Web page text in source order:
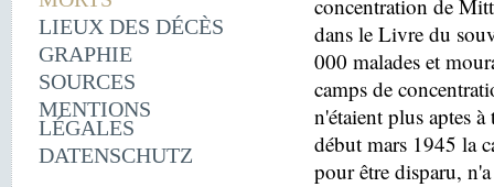
LIEUX DES DÉCÈS
GRAPHIE
SOURCES
MENTIONS
LÉGALES
DATENSCHUTZ
concentration de
dans le Livre du
000 malades et
camps de
n'étaient plus aptes
début mars 1945 la
pour être disparu,